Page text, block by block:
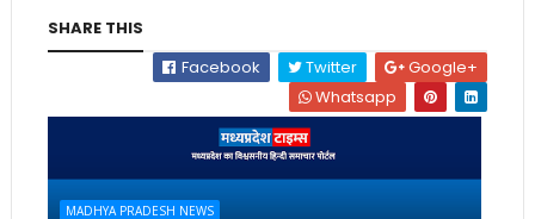
SHARE THIS
Facebook
Twitter
Google+
Whatsapp
MADHYA PRADESH NEWS